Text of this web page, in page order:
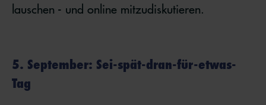
lauschen - und online mitzudiskutieren.
5. September: Sei-spät-dran-für-etwas-
Tag